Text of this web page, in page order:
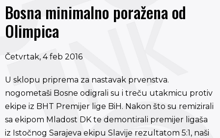
Bosna minimalno poražena od
Olimpica
Četvrtak, 4 feb 2016
U sklopu priprema za nastavak prvenstva.
nogometaši Bosne odigrali su i treču utakmicu protiv
ekipe iz BHT Premijer lige BiH. Nakon što su remizirali
sa ekipom Mladost DK te demontirali premijer ligaša
iz Istočnog Sarajeva ekipu Slavije rezultatom 5:1, naši